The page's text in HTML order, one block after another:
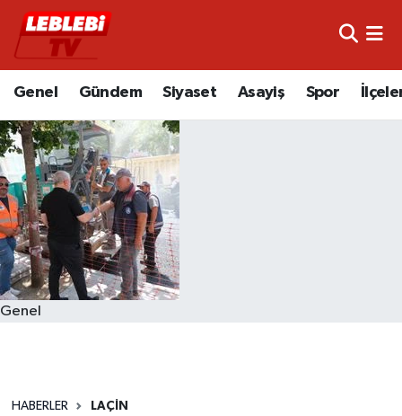
Genel Gündem Siyaset Asayiş Spor
Genel
HABERLER LAÇIN
Hava Durumu
Trafik Durumu
Süper Lig Puan Durumu ve Fikstür
Tüm Manşetler
Son Dakika Haberleri